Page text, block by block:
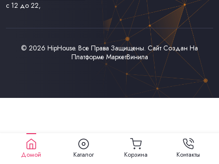
с 12 до 22,
© 2026 HipHouse. Все Права Защищены. Сайт Создан На
Платформе МаркетВинила
Домой Каталог Корзина Контакты